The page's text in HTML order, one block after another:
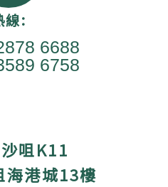
線:
6688
6758
咀K11
海港城13樓